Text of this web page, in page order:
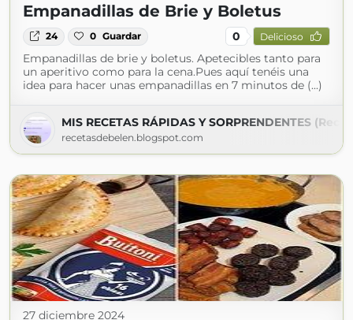
Empanadillas de Brie y Boletus
24 0 Guardar 0 Delicioso
Empanadillas de brie y boletus. Apetecibles tanto para
un aperitivo como para la cena.Pues aquí tenéis una
idea para hacer unas empanadillas en 7 minutos de (...)
MIS RECETAS RÁPIDAS Y SORPRENDENTES
recetasdebelen.blogspot.com
27 diciembre 2024